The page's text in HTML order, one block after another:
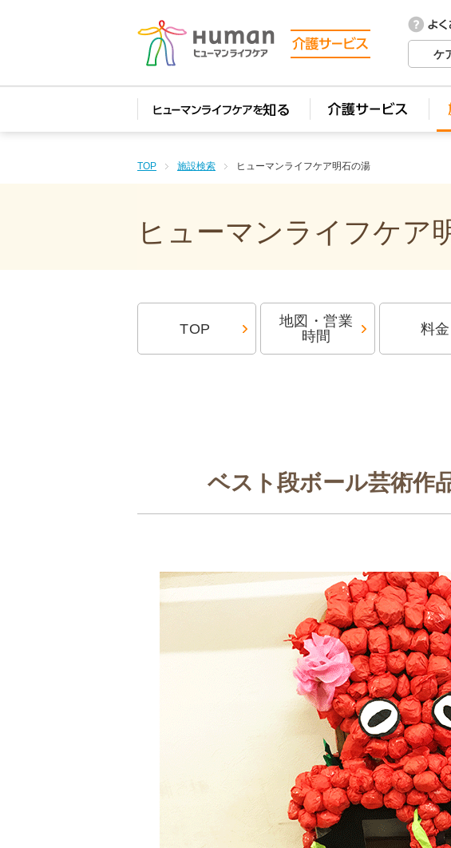
ケ
TOP 施設検索 ヒューマンライフケア明石の湯
ヒューマンライフケア
TOP
地図・営業
時間
料金
ベスト段ボール芸術作